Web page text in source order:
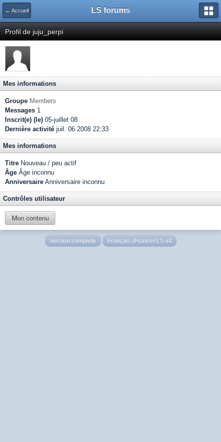
← Accueil LS forums
Profil de juju_perpi
Mes informations
Groupe Members
Messages 1
Inscrit(e) (le) 05-juillet 08
Dernière activité juil. 06 2008 22:33
Mes informations
Titre Nouveau / peu actif
Âge Âge inconnu
Anniversaire Anniversaire inconnu
Contrôles utilisateur
Mon contenu
Version complète Français (France) LS v4